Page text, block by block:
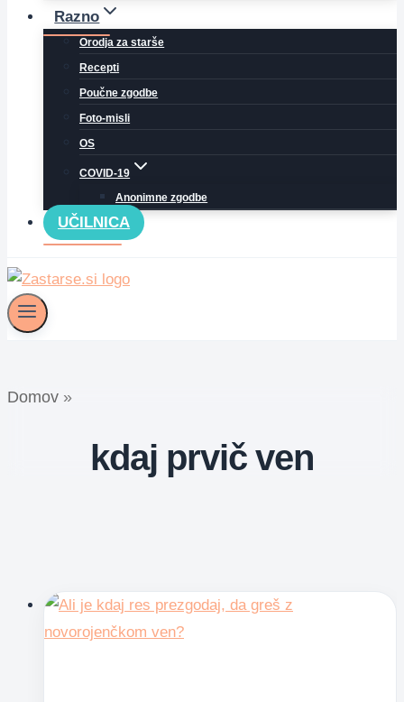
Razno
Orodja za starše
Recepti
Poučne zgodbe
Foto-misli
OS
COVID-19
Anonimne zgodbe
UČILNICA
Domov »
kdaj prvič ven